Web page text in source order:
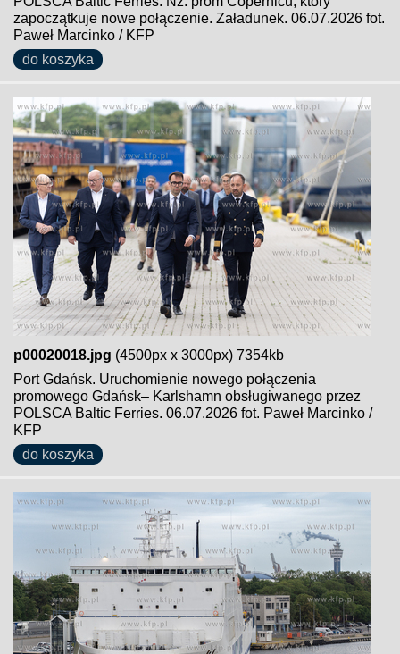
zapoczątkuje nowe połączenie. Załadunek. 06.07.2026 fot.
Paweł Marcinko / KFP
do koszyka
p00020018.jpg (4500px x 3000px) 7354kb
Port Gdańsk. Uruchomienie nowego połączenia
promowego Gdańsk– Karlshamn obsługiwanego przez
POLSCA Baltic Ferries. 06.07.2026 fot. Paweł Marcinko /
KFP
do koszyka